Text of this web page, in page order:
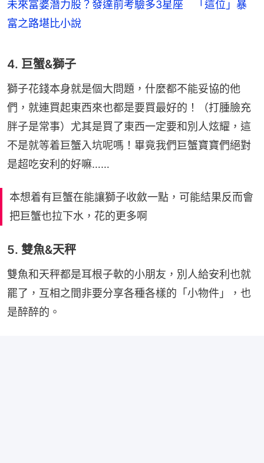
未來富婆潛力股？發達前考驗多3星座 「這位」暴
富之路堪比小說
4. 巨蟹&獅子
獅子花錢本身就是個大問題，什麼都不能妥協的他
們，就連買起東西來也都是要買最好的！（打腫臉充
胖子是常事）尤其是買了東西一定要和別人炫耀，這
不是就等着巨蟹入坑呢嗎！畢竟我們巨蟹寶寶們絕對
是超吃安利的好嘛……
本想着有巨蟹在能讓獅子收斂一點，可能結果反而會
把巨蟹也拉下水，花的更多啊
5. 雙魚&天秤
雙魚和天秤都是耳根子軟的小朋友，別人給安利也就
罷了，互相之間非要分享各種各樣的「小物件」，也
是醉醉的。